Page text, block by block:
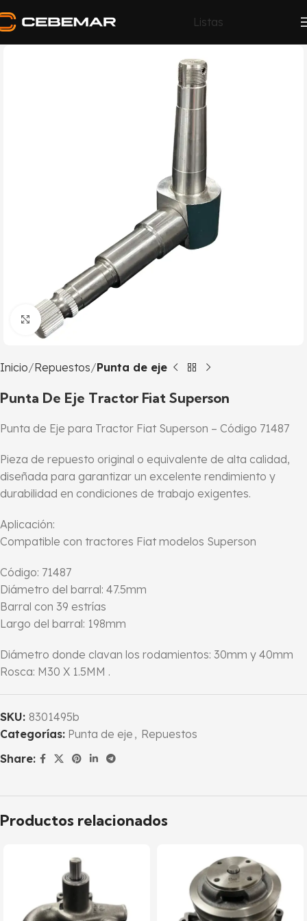
Listas
Click to enlarge
Inicio Repuestos Punta de eje
Punta De Eje Tractor Fiat Superson
Punta de Eje para Tractor Fiat Superson – Código 71487
Pieza de repuesto original o equivalente de alta calidad,
diseñada para garantizar un excelente rendimiento y
durabilidad en condiciones de trabajo exigentes.
Aplicación:
Compatible con tractores Fiat modelos Superson
Código: 71487
Diámetro del barral: 47.5mm
Barral con 39 estrías
Largo del barral: 198mm
Diámetro donde clavan los rodamientos: 30mm y 40mm
Rosca: M30 X 1.5MM .
SKU: 8301495b
Categorías: Punta de eje , Repuestos
Share:
Productos relacionados